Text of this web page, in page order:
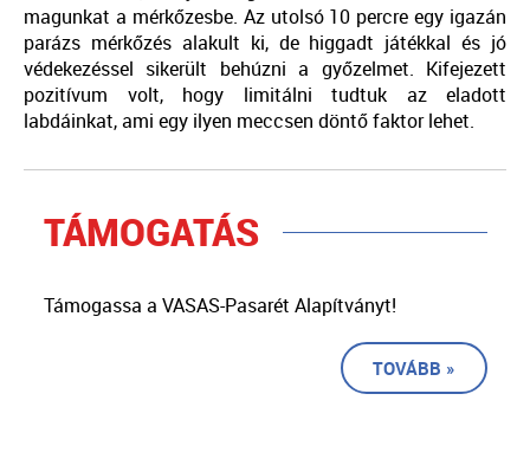
magunkat a mérkőzesbe. Az utolsó 10 percre egy igazán
parázs mérkőzés alakult ki, de higgadt játékkal és jó
védekezéssel sikerült behúzni a győzelmet. Kifejezett
pozitívum volt, hogy limitálni tudtuk az eladott
labdáinkat, ami egy ilyen meccsen döntő faktor lehet.
TÁMOGATÁS
Támogassa a VASAS-Pasarét Alapítványt!
TOVÁBB »